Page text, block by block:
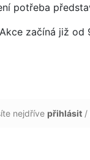
potřeba
začíná již
nejdříve přihlásit /